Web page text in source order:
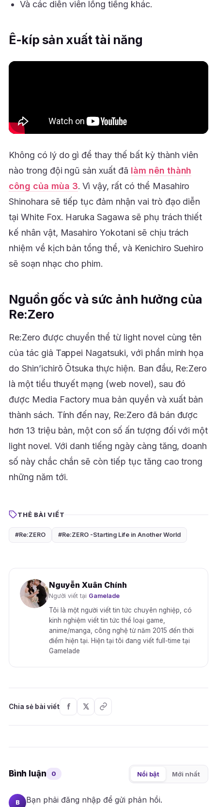
Và các diễn viên lồng tiếng khác.
Ê-kíp sản xuất tài năng
Không có lý do gì để thay thế bất kỳ thành viên
nào trong đội ngũ sản xuất đã làm nên thành
công của mùa 3. Vì vậy, rất có thể Masahiro
Shinohara sẽ tiếp tục đảm nhận vai trò đạo diễn
tại White Fox. Haruka Sagawa sẽ phụ trách thiết
kế nhân vật, Masahiro Yokotani sẽ chịu trách
nhiệm về kịch bản tổng thể, và Kenichiro Suehiro
sẽ soạn nhạc cho phim.
Nguồn gốc và sức ảnh hưởng của
Re:Zero
Re:Zero được chuyển thể từ light novel cùng tên
của tác giả Tappei Nagatsuki, với phần minh họa
do Shin’ichirō Ōtsuka thực hiện. Ban đầu, Re:Zero
là một tiểu thuyết mạng (web novel), sau đó
được Media Factory mua bản quyền và xuất bản
thành sách. Tính đến nay, Re:Zero đã bán được
hơn 13 triệu bản, một con số ấn tượng đối với một
light novel. Với danh tiếng ngày càng tăng, doanh
số này chắc chắn sẽ còn tiếp tục tăng cao trong
những năm tới.
THẺ BÀI VIẾT
#Re:ZERO #Re:ZERO -Starting Life in Another World
Nguyễn Xuân Chính
Người viết tại Gamelade
Tôi là một người viết tin tức chuyên nghiệp, có
kinh nghiệm viết tin tức thể loại game,
anime/manga, công nghệ từ năm 2015 đến thời
điểm hiện tại. Hiện tại tôi đang viết full-time tại
Gamelade
Chia sẻ bài viết
Bình luận 0 Nổi bật Mới nhất
B Bạn phải đăng nhập để gửi phản hồi.